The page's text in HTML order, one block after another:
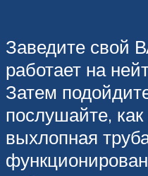
Заведите свой
работает на
Затем
послушайте, как
выхлопная